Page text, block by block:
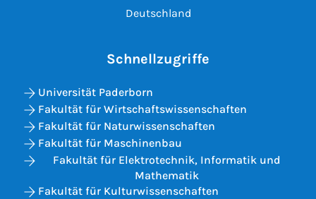
Deutschland
Schnellzugriffe
Universität Paderborn
Fakultät für Wirtschaftswissenschaften
Fakultät für Naturwissenschaften
Fakultät für Maschinenbau
Fakultät für Elektrotechnik, Informatik und
Mathematik
Fakultät für Kulturwissenschaften